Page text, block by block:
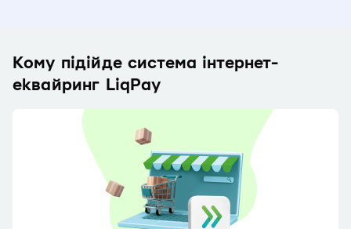
Кому підійде система інтернет-
еквайринг LiqPay